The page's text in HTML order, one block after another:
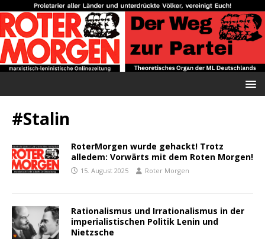
#Stalin
RoterMorgen wurde gehackt! Trotz
alledem: Vorwärts mit dem Roten Morgen!
15. August 2025 Roter Morgen
Rationalismus und Irrationalismus in der
imperialistischen Politik Lenin und
Nietzsche